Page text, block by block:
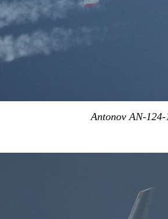
Antonov AN-124-